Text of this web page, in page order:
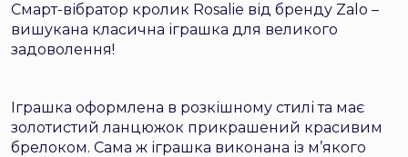
Смарт-вібратор кролик Rosalie від бренду Zalo –
вишукана класична іграшка для великого
задоволення!
Іграшка оформлена в розкішному стилі та має
золотистий ланцюжок прикрашений красивим
брелоком. Сама ж іграшка виконана із м’якого